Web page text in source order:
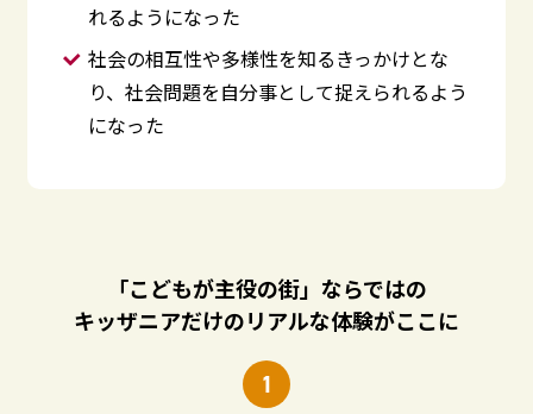
れるようになった
社会の相互性や多様性を知るきっかけとな
り、社会問題を自分事として捉えられるよう
になった
「こどもが主役の街」ならではの
キッザニアだけのリアルな体験がここに
1